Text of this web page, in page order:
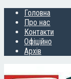
Головна
Про нас
Контакти
Офіційно
Архів